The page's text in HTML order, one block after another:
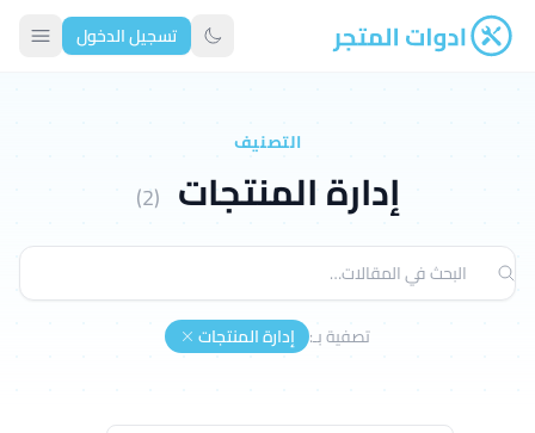
ادوات المتجر تبديل الوضع الداكن
تسجيل الدخول
التصنيف
إدارة المنتجات (2)
تصفية بـ: إدارة المنتجات